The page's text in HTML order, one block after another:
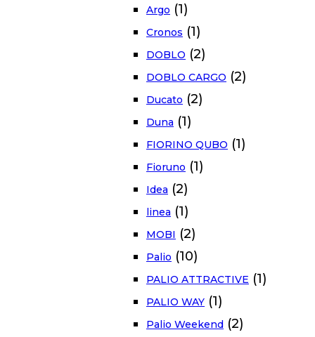
Argo (1)
Cronos (1)
DOBLO (2)
DOBLO CARGO (2)
Ducato (2)
Duna (1)
FIORINO QUBO (1)
Fioruno (1)
Idea (2)
linea (1)
MOBI (2)
Palio (10)
PALIO ATTRACTIVE (1)
PALIO WAY (1)
Palio Weekend (2)